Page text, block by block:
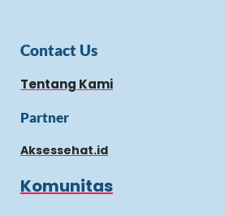
Contact Us
Tentang Kami
Partner
Aksessehat.id
Komunitas